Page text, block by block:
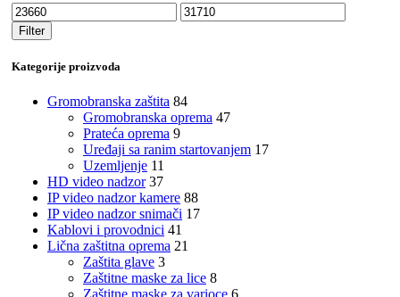
Minimalna
cena
Maksimalna
cena
Filter
Kategorije proizvoda
Gromobranska zaštita 84
Gromobranska oprema 47
Prateća oprema 9
Uređaji sa ranim startovanjem 17
Uzemljenje 11
HD video nadzor 37
IP video nadzor kamere 88
IP video nadzor snimači 17
Kablovi i provodnici 41
Lična zaštitna oprema 21
Zaštita glave 3
Zaštitne maske za lice 8
Zaštitne maske za varioce 6